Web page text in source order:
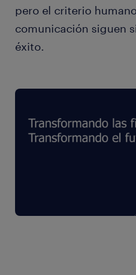
pero el criterio
comunicación siguen
éxito.